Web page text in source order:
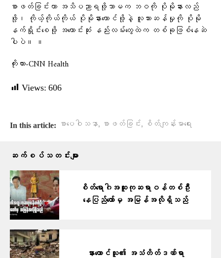
စာဖတ်ခြင်းဟာ အသိပညာရဖို့သာမက ဘဝကို ပိုမိုနားလည်
ဖို့၊ ကိုယ့်ကိုယ်ကိုယ် ပိုမိုနားထောင်ဖို့နဲ့ လူသားဆန်မှုကို ပိုမို
နက်ရှိုင်းစေဖို့ အကောင်းဆုံး နည်းလမ်းတွေထဲက တစ်ခုဖြစ်နေဆဲ
ပါပဲ။ ။
ကိုးကား-CNN Health
Views: 606
In this article: စာပေဝါသနာ, စာဖတ်ခြင်း, စိတ်ကျန်းမာရေး
ဆက်စပ်သတင်းများ
စိတ်ရောဂါအထူးကုဆရာဝန်တစ်ဦး
‌နေပြည်တော်မှ အမြန်အလိုရှိသည်
နားထောင်သူ၏ အသံတိတ်ဒဏ်ရာ